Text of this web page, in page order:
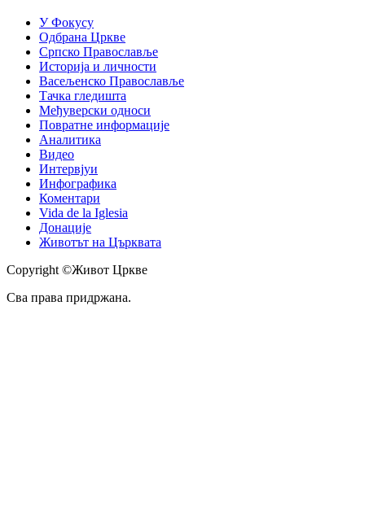
У Фокусу
Одбрана Цркве
Српско Православље
Историја и личности
Васељенско Православље
Тачка гледишта
Међуверски односи
Повратне информације
Аналитика
Видео
Интервјуи
Инфографика
Коментари
Vida de la Iglesia
Донације
Животът на Църквата
Copyright ©Живот Цркве
Сва права придржана.